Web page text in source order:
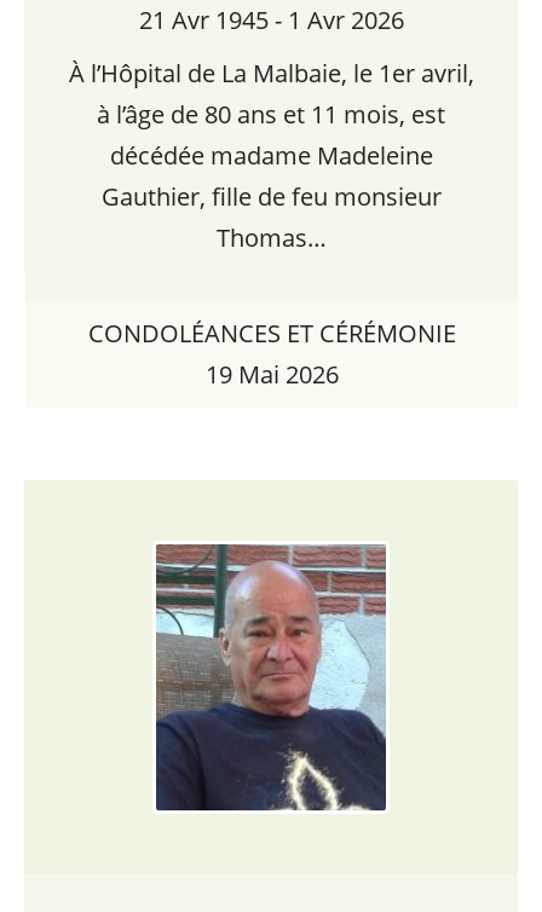
21 Avr 1945 - 1 Avr 2026
À l’Hôpital de La Malbaie, le 1er avril,
à l’âge de 80 ans et 11 mois, est
décédée madame Madeleine
Gauthier, fille de feu monsieur
Thomas…
CONDOLÉANCES ET CÉRÉMONIE
19 Mai 2026